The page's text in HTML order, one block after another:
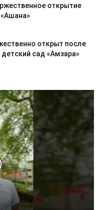
открытие
открыт после
сад «Амзара»